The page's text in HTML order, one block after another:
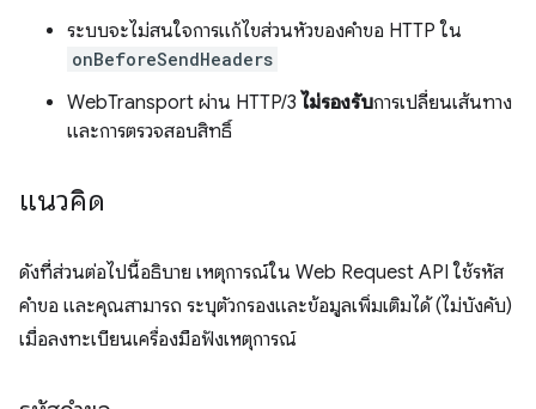
ระบบจะไม่สนใจการแก้ไขส่วนหัวของคำขอ HTTP ใน
onBeforeSendHeaders
WebTransport ผ่าน HTTP/3 ไม่รองรับการเปลี่ยนเส้นทาง
และการตรวจสอบสิทธิ์
แนวคิด
ดังที่ส่วนต่อไปนี้อธิบาย เหตุการณ์ใน Web Request API ใช้รหัส
คำขอ และคุณสามารถ ระบุตัวกรองและข้อมูลเพิ่มเติมได้ (ไม่บังคับ)
เมื่อลงทะเบียนเครื่องมือฟังเหตุการณ์